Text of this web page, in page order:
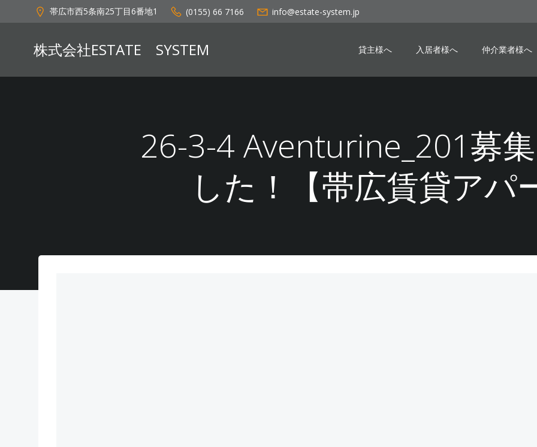
ン
へ
帯広市西5条南25丁目6番地1 (0155) 66 7166 info@estate-system.jp
株式会社ESTATE SYSTEM 貸主様へ 入居者様へ 仲介業者様へ
26-3-4 Aventurine_201募
した！【帯広賃貸アパ